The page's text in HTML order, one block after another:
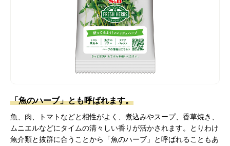
「魚のハーブ」とも呼ばれます。
魚、肉、トマトなどと相性がよく、煮込みやスープ、香草焼き、
ムニエルなどにタイムの清々しい香りが活かされます。とりわけ
魚介類と抜群に合うことから「魚のハーブ」と呼ばれることもあ